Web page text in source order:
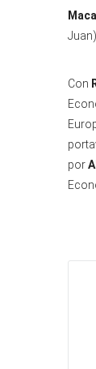
Juan).
Con
por